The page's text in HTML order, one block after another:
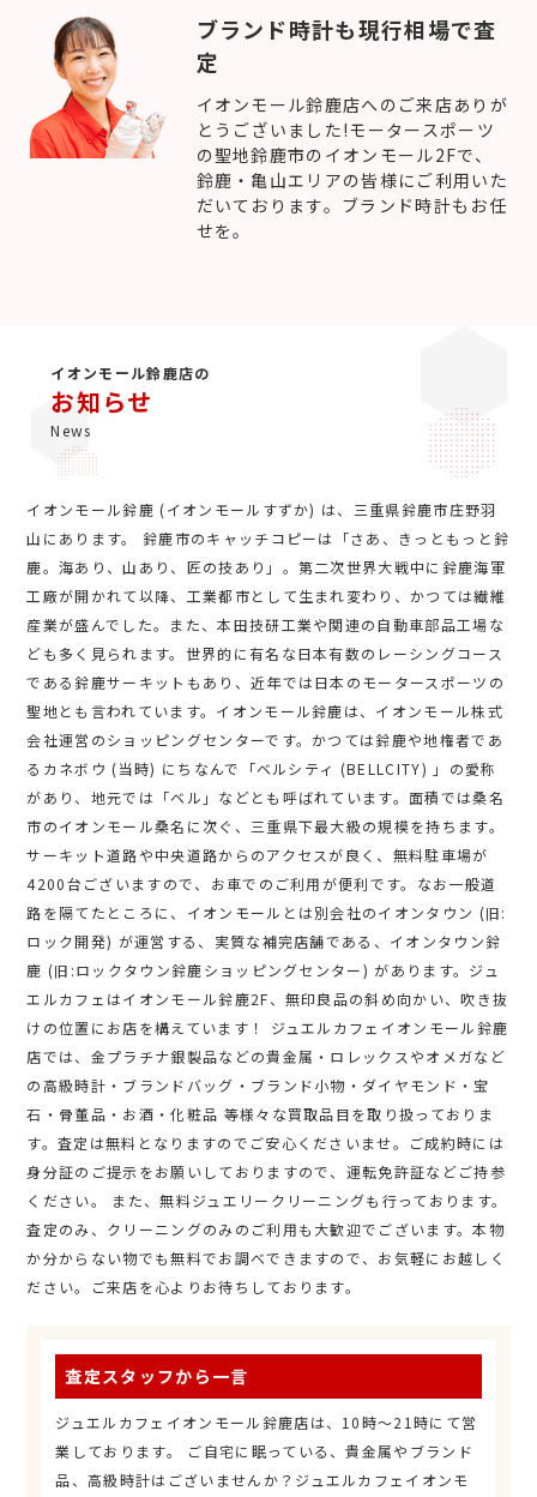
ブランド時計も現行相場で査
定
イオンモール鈴鹿店へのご来店ありが
とうございました!モータースポーツ
の聖地鈴鹿市のイオンモール2Fで、
鈴鹿・亀山エリアの皆様にご利用いた
だいております。ブランド時計もお任
せを。
イオンモール鈴鹿店の
お知らせ
News
イオンモール鈴鹿 (イオンモールすずか) は、三重県鈴鹿市庄野羽
山にあります。 鈴鹿市のキャッチコピーは「さあ、きっともっと鈴
鹿。海あり、山あり、匠の技あり」。第二次世界大戦中に鈴鹿海軍
工廠が開かれて以降、工業都市として生まれ変わり、かつては繊維
産業が盛んでした。また、本田技研工業や関連の自動車部品工場な
ども多く見られます。世界的に有名な日本有数のレーシングコース
である鈴鹿サーキットもあり、近年では日本のモータースポーツの
聖地とも言われています。イオンモール鈴鹿は、イオンモール株式
会社運営のショッピングセンターです。かつては鈴鹿や地権者であ
るカネボウ (当時) にちなんで「ベルシティ (BELLCITY) 」の愛称
があり、地元では「ベル」などとも呼ばれています。面積では桑名
市のイオンモール桑名に次ぐ、三重県下最大級の規模を持ちます。
サーキット道路や中央道路からのアクセスが良く、無料駐車場が
4200台ございますので、お車でのご利用が便利です。なお一般道
路を隔てたところに、イオンモールとは別会社のイオンタウン (旧:
ロック開発) が運営する、実質な補完店舗である、イオンタウン鈴
鹿 (旧:ロックタウン鈴鹿ショッピングセンター) があります。ジュ
エルカフェはイオンモール鈴鹿2F、無印良品の斜め向かい、吹き抜
けの位置にお店を構えています！ ジュエルカフェイオンモール鈴鹿
店では、金プラチナ銀製品などの貴金属・ロレックスやオメガなど
の高級時計・ブランドバッグ・ブランド小物・ダイヤモンド・宝
石・骨董品・お酒・化粧品 等様々な買取品目を取り扱っておりま
す。査定は無料となりますのでご安心くださいませ。ご成約時には
身分証のご提示をお願いしておりますので、運転免許証などご持参
ください。 また、無料ジュエリークリーニングも行っております。
査定のみ、クリーニングのみのご利用も大歓迎でございます。本物
か分からない物でも無料でお調べできますので、お気軽にお越しく
ださい。ご来店を心よりお待ちしております。
査定スタッフから一言
ジュエルカフェイオンモール鈴鹿店は、10時～21時にて営
業しております。 ご自宅に眠っている、貴金属やブランド
品、高級時計はございませんか？ジュエルカフェイオンモ